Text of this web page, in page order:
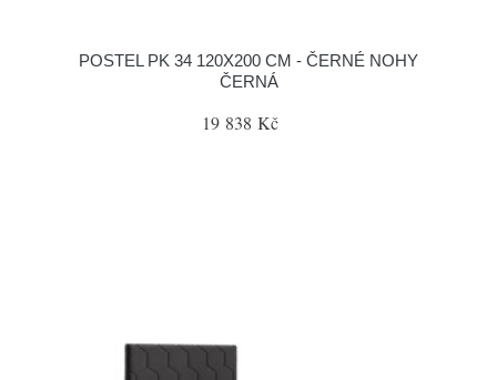
POSTEL PK 34 120X200 CM - ČERNÉ NOHY
ČERNÁ
19 838 Kč